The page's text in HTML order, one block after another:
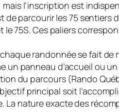
l’inscription est
de parcourir les 75
le 75S. Ces paliers
randonnée se fait
un panneau d’accueil ou
du parcours (Rando
principal soit
La nature exacte des